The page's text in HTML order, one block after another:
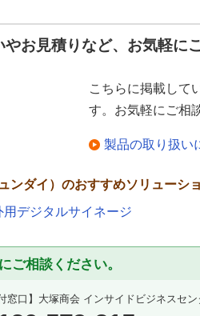
やお見積りなど、お気軽に
こちらに掲載して
す。お気軽にご相
製品の取り扱い
ンダイ）のおすすめソリューシ
デジタルサイネージ
ご相談ください。
窓口】 大塚商会 インサイドビジネスセン